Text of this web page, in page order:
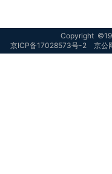
Copyright
京ICP备17028573号-2
京公